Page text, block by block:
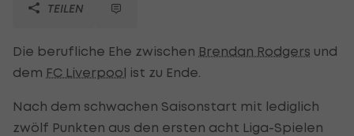
TEILEN
Die berufliche Ehe zwischen Brendan Rodgers und
dem FC Liverpool ist zu Ende.
Nach dem schwachen Saisonstart mit lediglich
zwölf Punkten aus den ersten acht Liga-Spielen